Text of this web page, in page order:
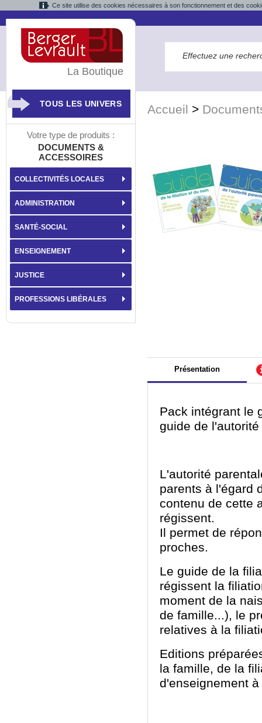
Ce site utilise des cookies nécessaires à son fonctionnement et des
Accueil >
Présentation
Pack intégrant le
guide de
L'autorité
parents à l'égard
contenu de cette
régissent.
Il permet de
proches.
Le guide de la
régissent la
moment de la
de famille...), le
relatives à la
Editions
la famille, de la
d'enseignement
La Boutique
TOUS LES UNIVERS
Votre type de produits :
DOCUMENTS &
ACCESSOIRES
COLLECTIVITÉS LOCALES
ADMINISTRATION
SANTÉ-SOCIAL
ENSEIGNEMENT
JUSTICE
PROFESSIONS LIBÉRALES